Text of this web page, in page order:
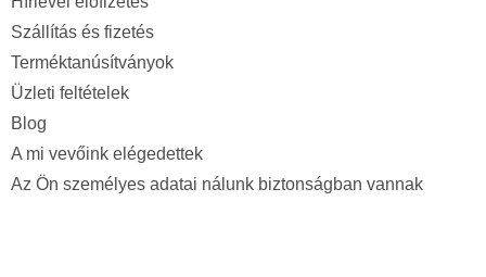
Szállítás és fizetés
Terméktanúsítványok
Üzleti feltételek
Blog
A mi vevőink elégedettek
Az Ön személyes adatai nálunk biztonságban vannak